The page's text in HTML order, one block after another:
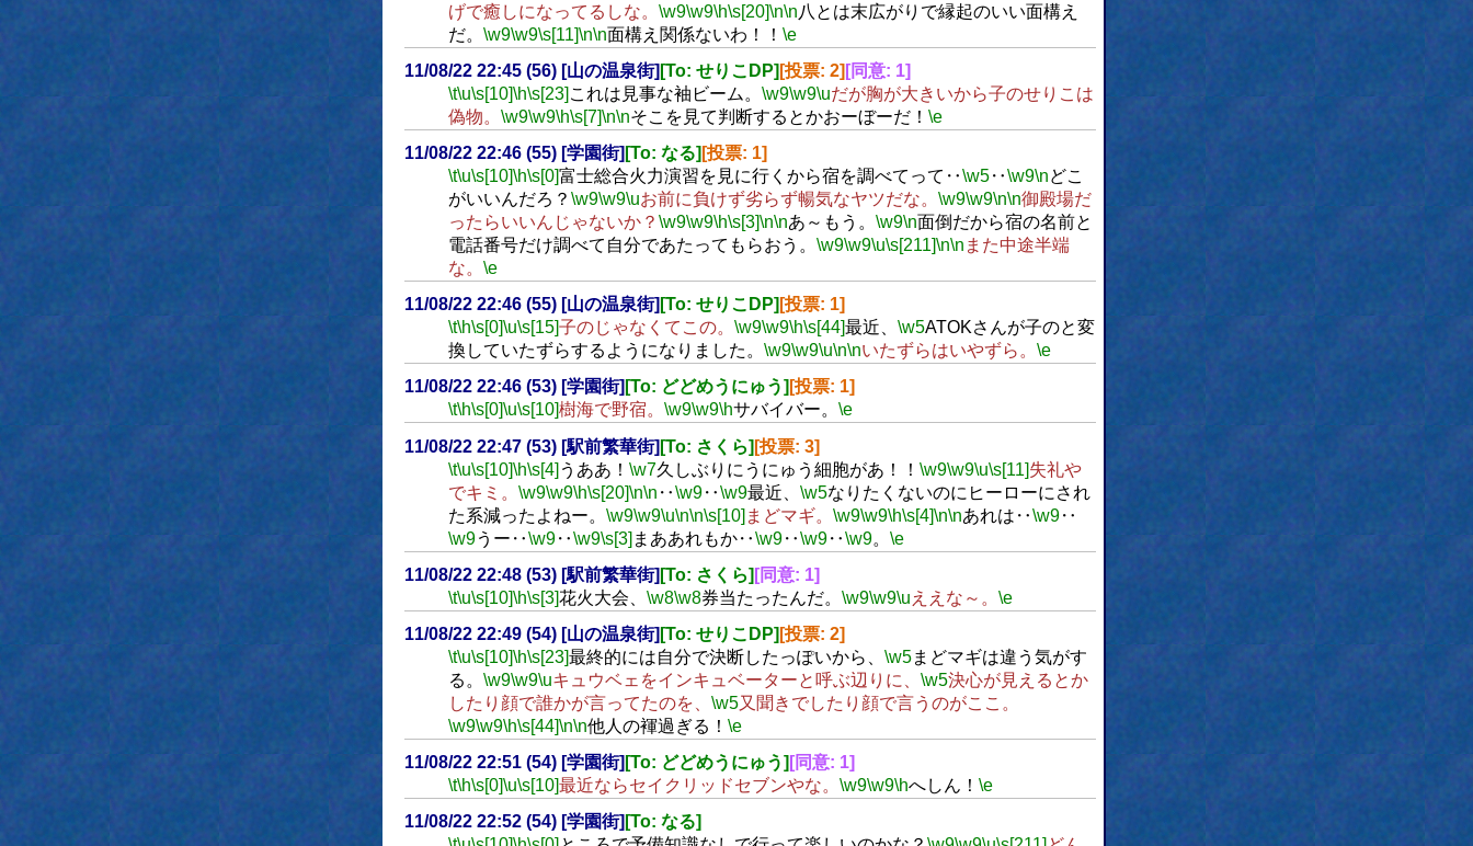
げで癒しになってるしな。 \w9\w9\h\s[20]\n\n八とは末広がりで縁起のいい面構え
だ。 \w9\w9\s[11]\n\n面構え関係ないわ！！ \e
11/08/22 22:45 (56) [山の温泉街] [To: せりこDP] [投票: 2] [同意: 1]
\t\u\s[10]\h\s[23] これは見事な袖ビーム。 \w9\w9\uだが胸が大きいから子のせりこは
偽物。 \w9\w9\h\s[7]\n\nそこを見て判断するとかおーぼーだ！ \e
11/08/22 22:46 (55) [学園街] [To: なる] [投票: 1]
\t\u\s[10]\h\s[0]富士総合火力演習を見に行くから宿を調べてって‥\w5‥\w9\nどこ
がいいんだろ？ \w9\w9\uお前に負けず劣らず暢気なヤツだな。 \w9\w9\n\n御殿場だ
ったらいいんじゃないか？ \w9\w9\h\s[3]\n\nあ～もう。 \w9\n面倒だから宿の名前と
電話番号だけ調べて自分であたってもらおう。 \w9\w9\u\s[211]\n\n また中途半端
な。 \e
11/08/22 22:46 (55) [山の温泉街] [To: せりこDP] [投票: 1]
\t\h\s[0]\u\s[15]子のじゃなくてこの。 \w9\w9\h\s[44]最近、 \w5ATOKさんが子のと変
換していたずらするようになりました。 \w9\w9\u\n\nいたずらはいやずら。 \e
11/08/22 22:46 (53) [学園街] [To: どどめうにゅう] [投票: 1]
\t\h\s[0]\u\s[10]樹海で野宿。 \w9\w9\hサバイバー。 \e
11/08/22 22:47 (53) [駅前繁華街] [To: さくら] [投票: 3]
\t\u\s[10]\h\s[4] うああ！ \w7久しぶりにうにゅう細胞があ！！ \w9\w9\u\s[11]失礼や
でキミ。 \w9\w9\h\s[20]\n\n ‥\w9‥\w9最近、 \w5なりたくないのにヒーローにされ
た系減ったよねー。 \w9\w9\u\n\n\s[10] まどマギ。 \w9\w9\h\s[4]\n\nあれは‥\w9‥
\w9うー‥\w9‥\w9\s[3] まああれもか‥\w9‥\w9‥\w9。 \e
11/08/22 22:48 (53) [駅前繁華街] [To: さくら] [同意: 1]
\t\u\s[10]\h\s[3]花火大会、 \w8\w8券当たったんだ。 \w9\w9\u ええな～。 \e
11/08/22 22:49 (54) [山の温泉街] [To: せりこDP] [投票: 2]
\t\u\s[10]\h\s[23]最終的には自分で決断したっぽいから、 \w5まどマギは違う気がす
る。 \w9\w9\uキュウベェをインキュベーターと呼ぶ辺りに、 \w5決心が見えるとか
したり顔で誰かが言ってたのを、 \w5又聞きでしたり顔で言うのがここ。
\w9\w9\h\s[44]\n\n他人の褌過ぎる！ \e
11/08/22 22:51 (54) [学園街] [To: どどめうにゅう] [同意: 1]
\t\h\s[0]\u\s[10]最近ならセイクリッドセブンやな。 \w9\w9\hへしん！ \e
11/08/22 22:52 (54) [学園街] [To: なる]